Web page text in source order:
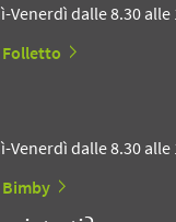
Venerdì dalle 8.30 alle
Venerdì dalle 8.30 alle